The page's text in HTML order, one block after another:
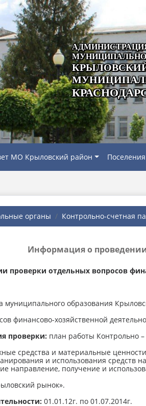
МО Крыловский район Поселения
органы Контрольно-счетная
Информация о
проверки отдельных вопросов
муниципального образования
финансово-хозяйственной
проверки: план работы Контрольно
средства и материальные
и использования средств
направление, получение и
рынок».
01.01.12г. по 01.07.2014г.